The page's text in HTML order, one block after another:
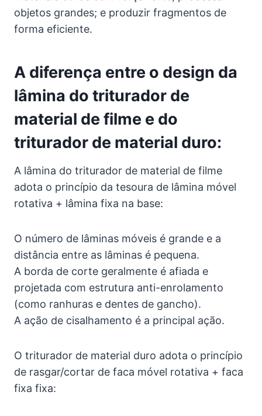
objetos grandes; e produzir fragmentos de
forma eficiente.
A diferença entre o design da
lâmina do triturador de
material de filme e do
triturador de material duro:
A lâmina do triturador de material de filme
adota o princípio da tesoura de lâmina móvel
rotativa + lâmina fixa na base:
O número de lâminas móveis é grande e a
distância entre as lâminas é pequena.
A borda de corte geralmente é afiada e
projetada com estrutura anti-enrolamento
(como ranhuras e dentes de gancho).
A ação de cisalhamento é a principal ação.
O triturador de material duro adota o princípio
de rasgar/cortar de faca móvel rotativa + faca
fixa fixa: